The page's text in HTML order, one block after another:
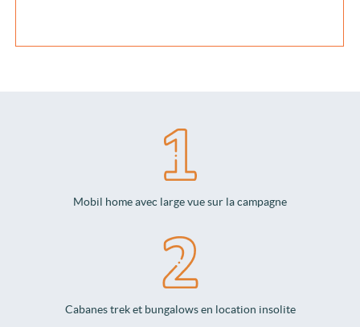
Mobil home avec large vue sur la campagne
Cabanes trek et bungalows en location insolite